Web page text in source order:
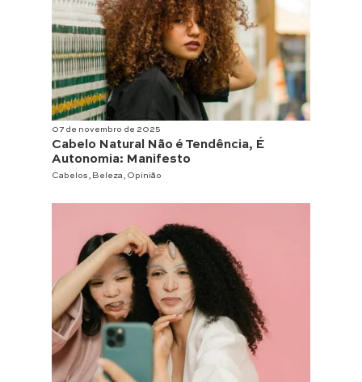
07 de novembro de 2025
Cabelo Natural Não é Tendência, É
Autonomia: Manifesto
Cabelos , Beleza , Opinião